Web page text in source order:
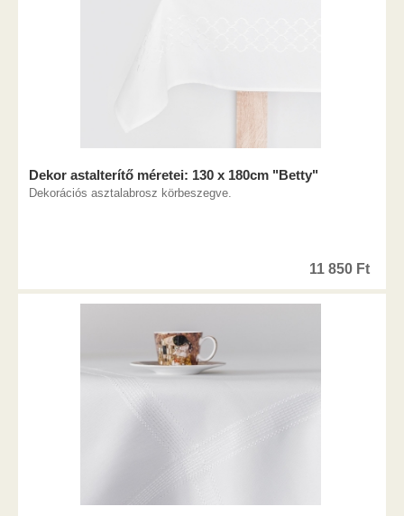
Dekor astalterítő méretei: 130 x 180cm "Betty"
Dekorációs asztalabrosz körbeszegve.
11 850 Ft